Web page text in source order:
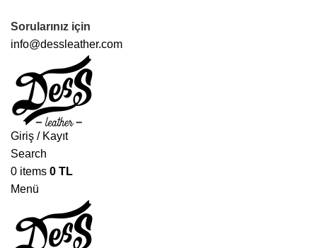
Sorularınız için
info@dessleather.com
Giriş / Kayıt
Search
0 items 0 TL
Menü